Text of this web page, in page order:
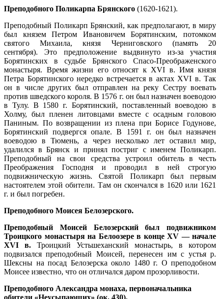
Преподобного Поликарпа Брянского (1620-1621).
Преподобный Поликарп Брянский, как предполагают, в миру
был князем Петром Ивановичем Борятинским, потомком
святого Михаила, князя Черниговского (память 20
сентября). Это предположение выдвинуто из-за участия
Борятинских в судьбе Брянского Спасо-Преображенского
монастыря. Время жизни его относят к ХVI в. Имя князя
Петра Борятинского нередко встречается в актах ХVI в. Так
он в числе других был отправлен на реку Сестру воевать
против шведского короля. В 1576 г. он был назначен воеводою
в Тулу. В 1580 г. Борятинский, поставленный воеводою в
Холму, был пленен литовцами вместе с осадным головою
Паниным. По возвращении из плена при Борисе Годунове,
Борятинский подвергся опале. В 1591 г. он был назначен
воеводою в Тюмень, а через несколько лет оставил мир,
удалился в Брянск и принял постриг с именем Поликарп.
Преподобный на свои средства устроил обитель в честь
Преображения Господня и проводил в ней строгую
подвижническую жизнь. Святой Поликарп был первым
настоятелем этой обители. Там он скончался в 1620 или 1621
г. и был погребен.
Преподобного Моисея Белозерского.
Преподобный Моисей Белозерский был подвижником
Троицкого монастыря на Белоозере в конце ХV — начале
ХVI в. Троицкий Устьшеханский монастырь, в котором
подвизался преподобный Моисей, перенесен им с устья р.
Шексны на посад Белозерска около 1480 г. О преподобном
Моисее известно, что он отличался даром прозорливости.
Преподобного Александра монаха, первоначальника
обители «Неусыпающих» (ок. 430).